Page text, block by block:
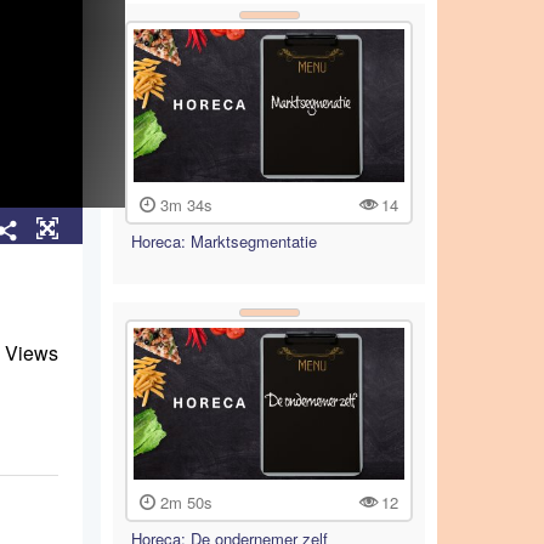
Views
3m 34s
14
Horeca: Marktsegmentatie
2m 50s
12
Horeca: De ondernemer zelf